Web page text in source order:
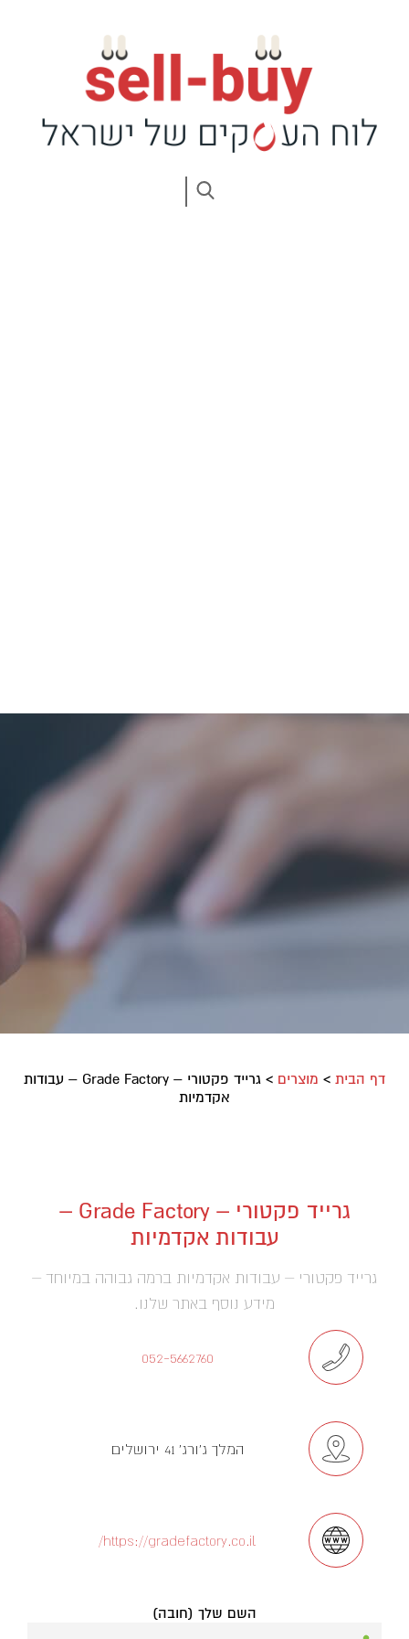
דף הבית > מוצרים >
גרייד פקטורי – Grade Factory – עבודות
אקדמיות
גרייד פקטורי – Grade Factory –
עבודות אקדמיות
גרייד פקטורי – עבודות אקדמיות ברמה גבוהה במיוחד –
מידע נוסף באתר שלנו.
052-5662760
המלך ג'ורג' 41 ירושלים
https://gradefactory.co.il/
השם שלך (חובה)